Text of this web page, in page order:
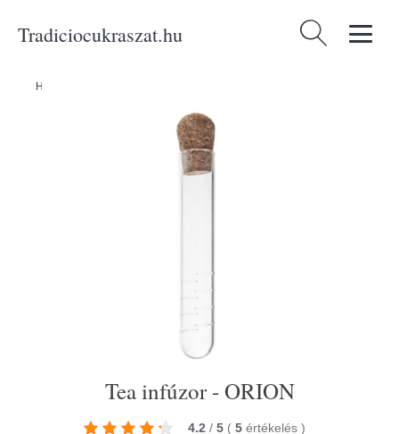
Tradiciocukraszat.hu Keresés:
Home
Tea infúzor - ORION
4.2 / 5 ( 5 értékelés )